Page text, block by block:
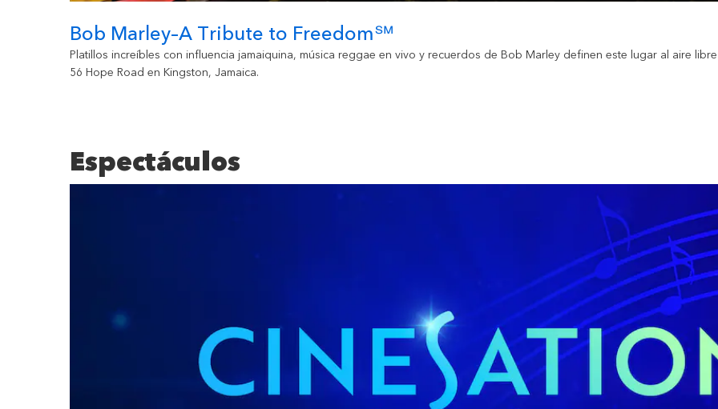
Bob Marley–A Tribute to Freedom℠
Platillos increíbles con influencia jamaiquina, música reggae en vivo y recuerdos de Bob Marley definen este lugar al aire
56 Hope Road en Kingston, Jamaica.
Espectáculos